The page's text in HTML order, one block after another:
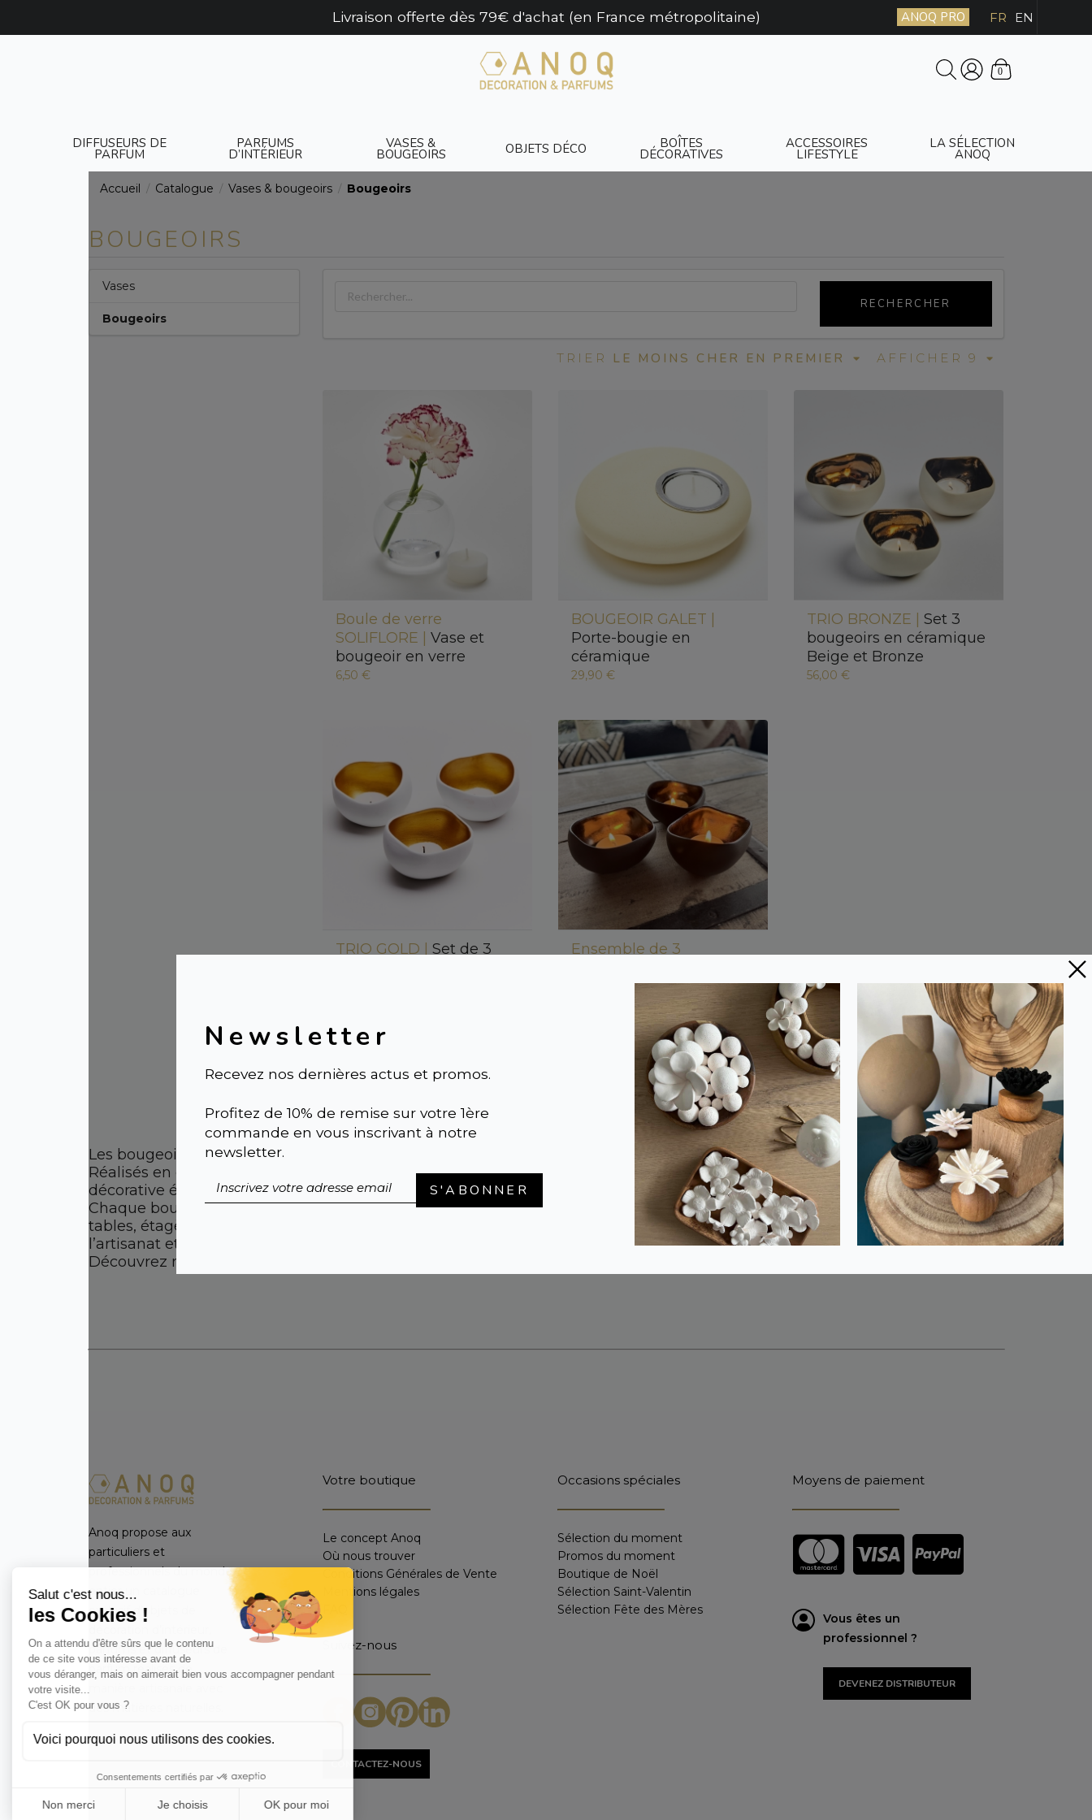
Livraison offerte dès 79€ d'achat (en France métropolitaine) ANOQ PRO FR EN
0
DIFFUSEURS DE
PARFUM
PARFUMS
D’INTÉRIEUR
VASES &
BOUGEOIRS OBJETS DÉCO BOÎTES
DÉCORATIVES
ACCESSOIRES
LIFESTYLE
LA SÉLECTION
ANOQ
Newsletter
Recevez nos dernières actus et promos.
Profitez de 10% de remise sur votre 1ère
commande en vous inscrivant à notre
newsletter.
S'ABONNER
Accueil / Catalogue / Vases & bougeoirs / Bougeoirs
BOUGEOIRS
Vases
Bougeoirs
RECHERCHER
AFFICHER 9
TRIER LE MOINS CHER EN PREMIER
Boule de verre
SOLIFLORE |Vase et
bougeoir en verre
6,50 €
BOUGEOIR GALET |
Porte-bougie en
céramique
29,90 €
TRIO BRONZE |Set 3
bougeoirs en céramique
Beige et Bronze
56,00 €
TRIO GOLD |Set de 3
Ensemble de 3
Céramique Artisanale |
Modèle TRIO BRASS -
Les bougeoirs Anoq sont conçus pour diffuser une lumière douce et créer une ambiance chaleureuse dans tous vos espaces.
Réalisés en céramique, en verre ou dans des matériaux raffinés, ils allient esthétisme et fonctionnalité, apportant une touche
décorative élégante à votre intérieur.
Chaque bougeoir est pensé pour être à la fois un objet pratique et une pièce décorative unique, parfaite pour sublimer vos
tables, étagères ou coins cosy. Idéal comme cadeau raffiné ou pour personnaliser votre maison, nos bougeoirs reflètent
l’artisanat et le design soigné propres à la collection Anoq.
Découvrez notre sélection de bougeoirs design et artisanaux pour illuminer votre intérieur avec style et raffinement.
Anoq propose aux
particuliers et
professionnels du monde
entier un catalogue
exclusif d’objets de
parfums et diffuseurs de
parfum réalisés de
des matières naturelles.
Votre boutique
Le concept Anoq
Où nous trouver
Conditions Générales de Vente
Mentions légales
Suivez-nous
CONTACTEZ-NOUS
Occasions spéciales
Sélection du moment
Promos du moment
Boutique de Noël
Sélection Saint-Valentin
Sélection Fête des Mères
Moyens de paiement
Vous êtes un
professionnel ?
DEVENEZ DISTRIBUTEUR